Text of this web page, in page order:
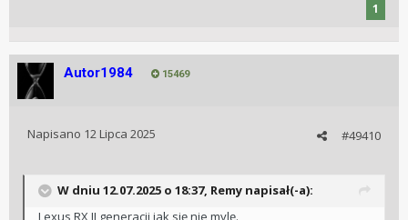
1
Autor1984 15469
#49410
Napisano 12 Lipca 2025
W dniu 12.07.2025 o 18:37, Remy napisał(-a):
Lexus RX II generacji jak się nie mylę.